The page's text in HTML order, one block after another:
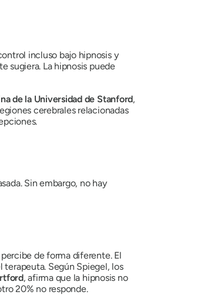
incluso bajo hipnosis y
sugiera. La hipnosis puede
de la Universidad de Stanford,
cerebrales relacionadas
Sin embargo, no hay
de forma diferente. El
terapeuta. Según Spiegel, los
, afirma que la hipnosis no
20% no responde.